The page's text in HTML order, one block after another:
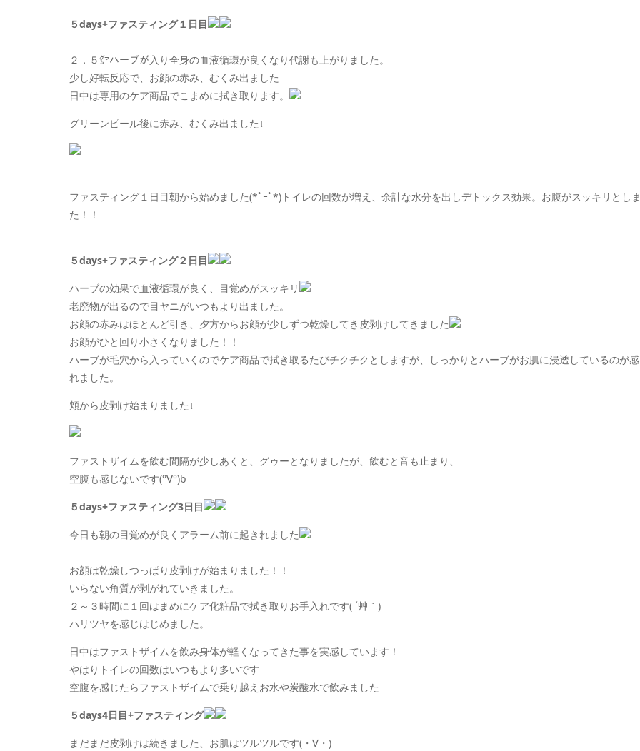
５days+ファスティング１日目
２．５㌘ハーブが入り全身の血液循環が良くなり代謝も上がりました。
少し好転反応で、お顔の赤み、むくみ出ました
日中は専用のケア商品でこまめに拭き取ります。
グリーンピール後に赤み、むくみ出ました↓
ファスティング１日目朝から始めました(*ﾟｰﾟ*) トイレの回数が増え、 余計な水分を出しデトックス効果。お腹がスッキリとし
た！！
５days+ファスティング２日目
ハーブの効果で血液循環が良く、目覚めがスッキリ
老廃物が出るので目ヤニがいつもより出ました。
お顔の赤みはほとんど引き、夕方からお顔が少しずつ乾燥してき皮剥けしてきました
お顔がひと回り小さくなりました！！
ハーブが毛穴から入っていくのでケア商品で拭き取るたびチクチクとしますが、しっかりとハーブがお肌に浸透しているのが
れました。
頬から皮剥け始まりました↓
ファストザイムを飲む間隔が少しあくと、グゥーとなりましたが、飲むと音も止まり、
空腹も感じないです(°∀°)b
５days+ファスティング3日目
今日も朝の目覚めが良くアラーム前に起きれました
お顔は乾燥しつっぱり皮剥けが始まりました！！
いらない角質が剥がれていきました。
２～３時間に１回はまめにケア化粧品で拭き取りお手入れです( ´艸｀)
ハリツヤを感じはじめました。
日中はファストザイムを飲み身体が軽くなってきた事を実感しています！
やはりトイレの回数はいつもより多いです
空腹を感じたらファストザイムで乗り越えお水や炭酸水で飲みました
５days4日目+ファスティング
まだまだ皮剥けは続きました、お肌はツルツルです(・∀・)